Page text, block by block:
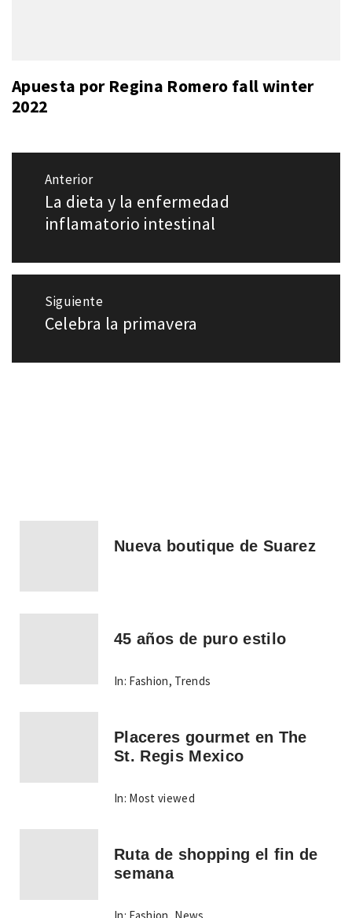
Apuesta por Regina Romero fall winter
2022
Navegación
entradas
Anterior
Entrada
anterior:
La dieta y la enfermedad
inflamatorio intestinal
Siguiente
Entrada
Celebra la primavera
Nueva boutique de Suarez
45 años de puro estilo
In: Fashion, Trends
Placeres gourmet en The
St. Regis Mexico
In: Most viewed
Ruta de shopping el fin de
semana